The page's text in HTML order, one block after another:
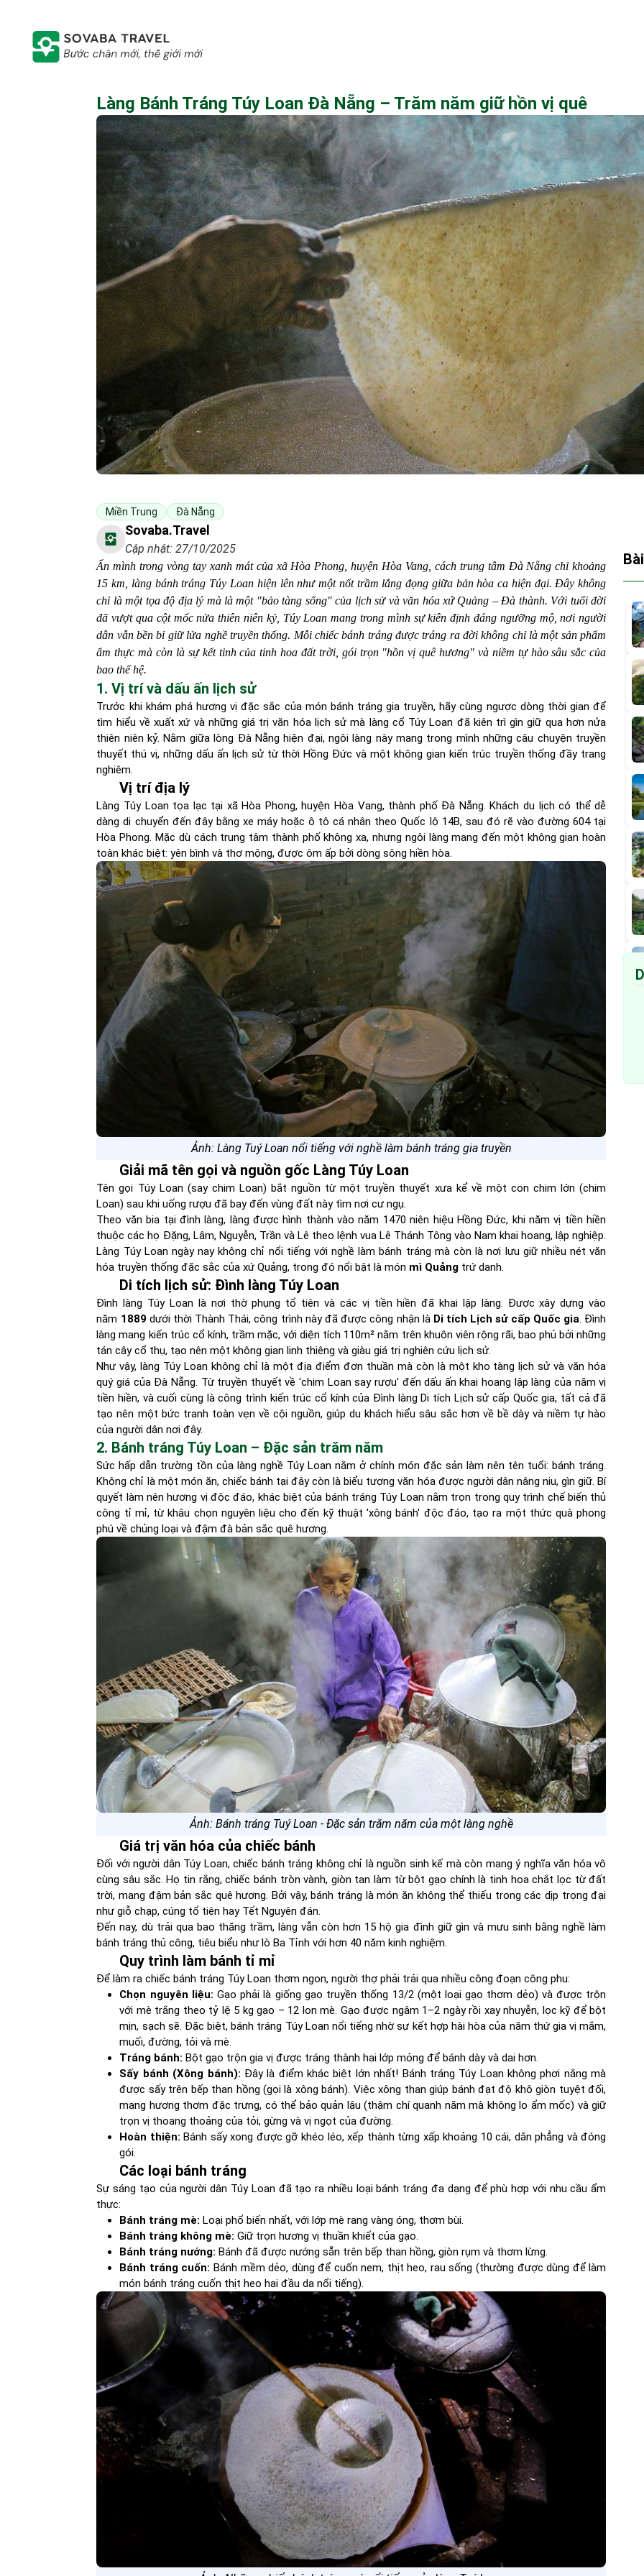
Làng Bánh Tráng Túy Loan Đà Nẵng – Trăm năm giữ hồn vị quê
Miền Trung Đà Nẵng
Sovaba.travel
Cập nhật: 27/10/2025
Ẩn mình trong vòng tay xanh mát của xã Hòa Phong, huyện Hòa Vang, cách trung tâm Đà Nẵng chỉ khoảng
15 km, làng bánh tráng Túy Loan hiện lên như một nốt trầm lắng đọng giữa bản hòa ca hiện đại. Đây không
chỉ là một tọa độ địa lý mà là một "bảo tàng sống" của lịch sử và văn hóa xứ Quảng – Đà thành. Với tuổi đời
đã vượt qua cột mốc nửa thiên niên kỷ, Túy Loan mang trong mình sự kiên định đáng ngưỡng mộ, nơi người
dân vẫn bền bỉ giữ lửa nghề truyền thống. Mỗi chiếc bánh tráng được tráng ra đời không chỉ là một sản phẩm
ẩm thực mà còn là sự kết tinh của tinh hoa đất trời, gói trọn "hồn vị quê hương" và niềm tự hào sâu sắc của
bao thế hệ.
1. Vị trí và dấu ấn lịch sử
Trước khi khám phá hương vị đặc sắc của món bánh tráng gia truyền, hãy cùng ngược dòng thời gian để
tìm hiểu về xuất xứ và những giá trị văn hóa lịch sử mà làng cổ Túy Loan đã kiên trì gìn giữ qua hơn nửa
thiên niên kỷ. Nằm giữa lòng Đà Nẵng hiện đại, ngôi làng này mang trong mình những câu chuyện truyền
thuyết thú vị, những dấu ấn lịch sử từ thời Hồng Đức và một không gian kiến trúc truyền thống đầy trang
nghiêm.
Vị trí địa lý
Làng Túy Loan tọa lạc tại xã Hòa Phong, huyện Hòa Vang, thành phố Đà Nẵng. Khách du lịch có thể dễ
dàng di chuyển đến đây bằng xe máy hoặc ô tô cá nhân theo Quốc lộ 14B, sau đó rẽ vào đường 604 tại
Hòa Phong. Mặc dù cách trung tâm thành phố không xa, nhưng ngôi làng mang đến một không gian hoàn
toàn khác biệt: yên bình và thơ mộng, được ôm ấp bởi dòng sông hiền hòa.
Ảnh: Làng Tuý Loan nổi tiếng với nghề làm bánh tráng gia truyền
Giải mã tên gọi và nguồn gốc Làng Túy Loan
Tên gọi Túy Loan (say chim Loan) bắt nguồn từ một truyền thuyết xưa kể về một con chim lớn (chim
Loan) sau khi uống rượu đã bay đến vùng đất này tìm nơi cư ngụ.
Theo văn bia tại đình làng, làng được hình thành vào năm 1470 niên hiệu Hồng Đức, khi năm vị tiền hiền
thuộc các họ Đặng, Lâm, Nguyễn, Trần và Lê theo lệnh vua Lê Thánh Tông vào Nam khai hoang, lập nghiệp.
Làng Túy Loan ngày nay không chỉ nổi tiếng với nghề làm bánh tráng mà còn là nơi lưu giữ nhiều nét văn
hóa truyền thống đặc sắc của xứ Quảng, trong đó nổi bật là món mì Quảng trứ danh.
Di tích lịch sử: Đình làng Túy Loan
Đình làng Túy Loan là nơi thờ phụng tổ tiên và các vị tiền hiền đã khai lập làng. Được xây dựng vào
năm 1889dưới thời Thành Thái, công trình này đã được công nhận là Di tích Lịch sử cấp Quốc gia. Đình
làng mang kiến trúc cổ kính, trầm mặc, với diện tích 110m² nằm trên khuôn viên rộng rãi, bao phủ bởi những
tán cây cổ thụ, tạo nên một không gian linh thiêng và giàu giá trị nghiên cứu lịch sử.
Như vậy, làng Túy Loan không chỉ là một địa điểm đơn thuần mà còn là một kho tàng lịch sử và văn hóa
quý giá của Đà Nẵng. Từ truyền thuyết về 'chim Loan say rượu' đến dấu ấn khai hoang lập làng của năm vị
tiền hiền, và cuối cùng là công trình kiến trúc cổ kính của Đình làng Di tích Lịch sử cấp Quốc gia, tất cả đã
tạo nên một bức tranh toàn vẹn về cội nguồn, giúp du khách hiểu sâu sắc hơn về bề dày và niềm tự hào
của người dân nơi đây.
2. Bánh tráng Túy Loan – Đặc sản trăm năm
Sức hấp dẫn trường tồn của làng nghề Túy Loan nằm ở chính món đặc sản làm nên tên tuổi: bánh tráng.
Không chỉ là một món ăn, chiếc bánh tại đây còn là biểu tượng văn hóa được người dân nâng niu, gìn giữ. Bí
quyết làm nên hương vị độc đáo, khác biệt của bánh tráng Túy Loan nằm trọn trong quy trình chế biến thủ
công tỉ mỉ, từ khâu chọn nguyên liệu cho đến kỹ thuật 'xông bánh' độc đáo, tạo ra một thức quà phong
phú về chủng loại và đậm đà bản sắc quê hương.
Ảnh: Bánh tráng Tuý Loan - Đặc sản trăm năm của một làng nghề
Giá trị văn hóa của chiếc bánh
Đối với người dân Túy Loan, chiếc bánh tráng không chỉ là nguồn sinh kế mà còn mang ý nghĩa văn hóa vô
cùng sâu sắc. Họ tin rằng, chiếc bánh tròn vành, giòn tan làm từ bột gạo chính là tinh hoa chắt lọc từ đất
trời, mang đậm bản sắc quê hương. Bởi vậy, bánh tráng là món ăn không thể thiếu trong các dịp trọng đại
như giỗ chạp, cúng tổ tiên hay Tết Nguyên đán.
Đến nay, dù trải qua bao thăng trầm, làng vẫn còn hơn 15 hộ gia đình giữ gìn và mưu sinh bằng nghề làm
bánh tráng thủ công, tiêu biểu như lò Ba Tỉnh với hơn 40 năm kinh nghiệm.
Quy trình làm bánh tỉ mỉ
Để làm ra chiếc bánh tráng Túy Loan thơm ngon, người thợ phải trải qua nhiều công đoạn công phu:
Chọn nguyên liệu: Gạo phải là giống gạo truyền thống 13/2 (một loại gạo thơm dẻo) và được trộn
với mè trắng theo tỷ lệ 5 kg gạo – 12 lon mè. Gạo được ngâm 1–2 ngày rồi xay nhuyễn, lọc kỹ để bột
mịn, sạch sẽ. Đặc biệt, bánh tráng Túy Loan nổi tiếng nhờ sự kết hợp hài hòa của năm thứ gia vị mắm,
muối, đường, tỏi và mè.
Tráng bánh: Bột gạo trộn gia vị được tráng thành hai lớp mỏng để bánh dày và dai hơn.
Sấy bánh (Xông bánh): Đây là điểm khác biệt lớn nhất! Bánh tráng Túy Loan không phơi nắng mà
được sấy trên bếp than hồng (gọi là xông bánh). Việc xông than giúp bánh đạt độ khô giòn tuyệt đối,
mang hương thơm đặc trưng, có thể bảo quản lâu (thậm chí quanh năm mà không lo ẩm mốc) và giữ
trọn vị thoang thoảng của tỏi, gừng và vị ngọt của đường.
Hoàn thiện: Bánh sấy xong được gỡ khéo léo, xếp thành từng xấp khoảng 10 cái, dằn phẳng và đóng
gói.
Các loại bánh tráng
Sự sáng tạo của người dân Túy Loan đã tạo ra nhiều loại bánh tráng đa dạng để phù hợp với nhu cầu ẩm
thực:
Bánh tráng mè: Loại phổ biến nhất, với lớp mè rang vàng óng, thơm bùi.
Bánh tráng không mè: Giữ trọn hương vị thuần khiết của gạo.
Bánh tráng nướng: Bánh đã được nướng sẵn trên bếp than hồng, giòn rụm và thơm lừng.
Bánh tráng cuốn: Bánh mềm dẻo, dùng để cuốn nem, thịt heo, rau sống (thường được dùng để làm
món bánh tráng cuốn thịt heo hai đầu da nổi tiếng).